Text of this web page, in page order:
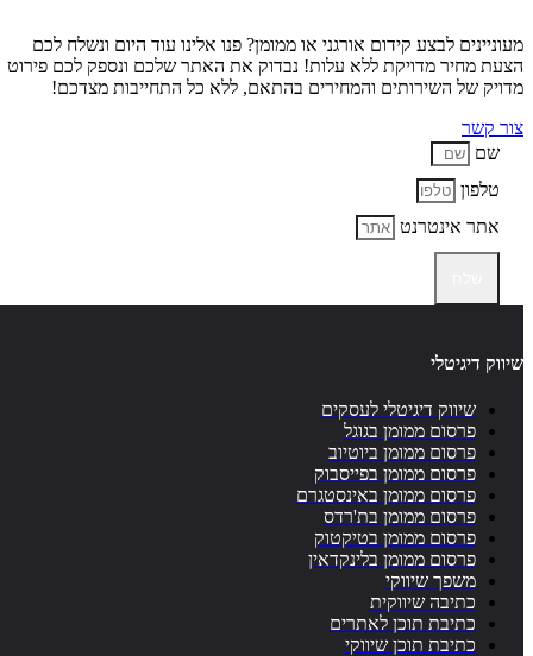
מעוניינים לבצע קידום אורגני או ממומן? פנו אלינו עוד היום ונשלח לכם
הצעת מחיר מדויקת ללא עלות! נבדוק את האתר שלכם ונספק לכם פירוט
מדויק של השירותים והמחירים בהתאם, ללא כל התחייבות מצדכם!
צור קשר
שם
טלפון
אתר אינטרנט
שיווק דיגיטלי
שיווק דיגיטלי לעסקים
פרסום ממומן בגוגל
פרסום ממומן ביוטיוב
פרסום ממומן בפייסבוק
פרסום ממומן באינסטגרם
פרסום ממומן בת'רדס
פרסום ממומן בטיקטוק
פרסום ממומן בלינקדאין
משפך שיווקי
כתיבה שיווקית
כתיבת תוכן לאתרים
כתיבת תוכן שיווקי